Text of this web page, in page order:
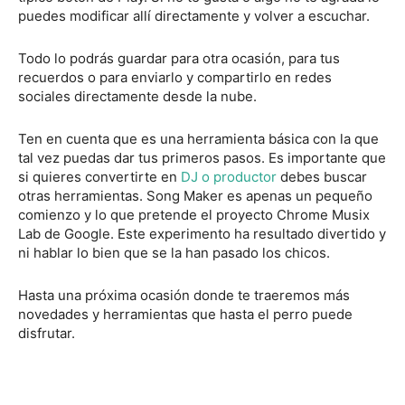
puedes modificar allí directamente y volver a escuchar.
Todo lo podrás guardar para otra ocasión, para tus
recuerdos o para enviarlo y compartirlo en redes
sociales directamente desde la nube.
Ten en cuenta que es una herramienta básica con la que
tal vez puedas dar tus primeros pasos. Es importante que
si quieres convertirte en DJ o productor debes buscar
otras herramientas. Song Maker es apenas un pequeño
comienzo y lo que pretende el proyecto Chrome Musix
Lab de Google. Este experimento ha resultado divertido y
ni hablar lo bien que se la han pasado los chicos.
Hasta una próxima ocasión donde te traeremos más
novedades y herramientas que hasta el perro puede
disfrutar.